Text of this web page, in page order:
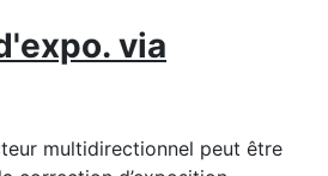
via
multidirectionnel peut être